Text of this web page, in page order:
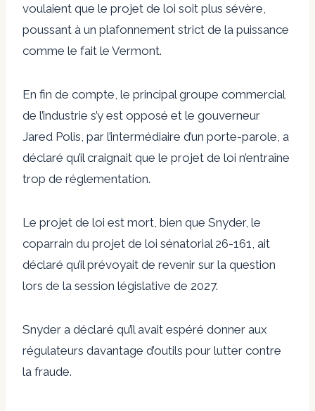
voulaient que le projet de loi soit plus sévère,
poussant à un plafonnement strict de la puissance
comme le fait le Vermont.
En fin de compte, le principal groupe commercial
de l’industrie s’y est opposé et le gouverneur
Jared Polis, par l’intermédiaire d’un porte-parole, a
déclaré qu’il craignait que le projet de loi n’entraîne
trop de réglementation.
Le projet de loi est mort, bien que Snyder, le
coparrain du projet de loi sénatorial 26-161, ait
déclaré qu’il prévoyait de revenir sur la question
lors de la session législative de 2027.
Snyder a déclaré qu’il avait espéré donner aux
régulateurs davantage d’outils pour lutter contre
la fraude.